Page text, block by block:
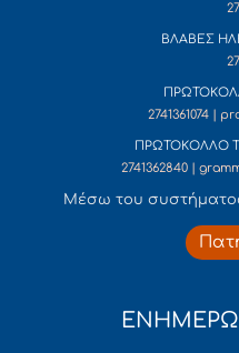
ΒΛΑΒΕΣ
2741361074 |
ΠΡΩΤΟΚΟΛΛΟ
2741362840 |
Mέσω του